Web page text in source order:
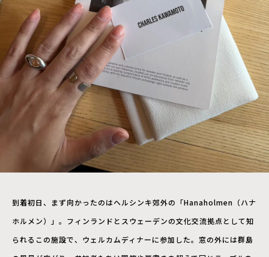
到着初日、まず向かったのはヘルシンキ郊外の「Hanaholmen（ハナ
ホルメン）」。フィンランドとスウェーデンの文化交流拠点として知
られるこの施設で、ウェルカムディナーに参加した。窓の外には群島